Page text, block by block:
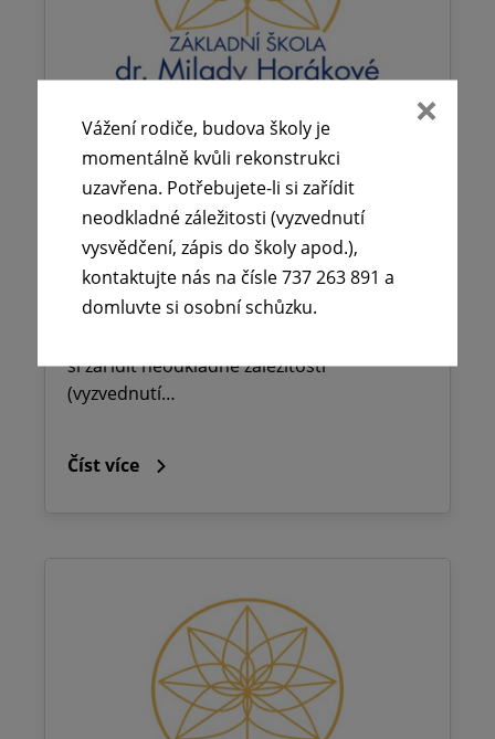
🕧 Úřední dny v době letních
prázdnin ☀️
29. 6. 2026
Vážení rodiče, budova školy je momentálně
si zařídit neodkladné záležitosti
(vyzvednutí…
Číst více
Vážení rodiče, budova školy je
momentálně kvůli rekonstrukci
uzavřena. Potřebujete-li si zařídit
neodkladné záležitosti (vyzvednutí
vysvědčení, zápis do školy apod.),
kontaktujte nás na čísle 737 263 891 a
domluvte si osobní schůzku.